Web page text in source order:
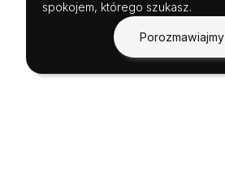
spokojem, którego szukasz.
Porozmawiajmy